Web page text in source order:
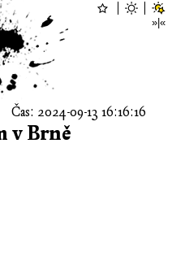
Čas: 2024-09-13 16:16:16
v Brně